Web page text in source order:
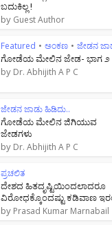
ಬದುಕಿಲ್ಲ !
by Guest Author
Featured • ಅಂಕಣ • ಜೇಡನ
ಗೋಡೆಯ ಮೇಲಿನ ಜೇಡ- ಭಾಗ ೨
by Dr. Abhijith A P C
ಜೇಡನ ಜಾಡು ಹಿಡಿದು..
ಗೋಡೆಯ ಮೇಲಿನ ಜಿಗಿಯುವ
ಜೇಡಗಳು
by Dr. Abhijith A P C
ಪ್ರಚಲಿತ
ದೇಶದ ಹಿತದೃಷ್ಟಿಯಿಂದಲಾದರೂ
ವಿರೋಧಕ್ಕೊಂದಷ್ಟು ಕಡಿವಾಣ
by Prasad Kumar Marnabail